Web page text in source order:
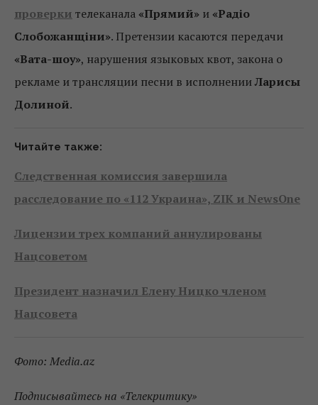
проверки телеканала «Прямий» и «Радіо
Слобожанщіни». Претензии касаются передачи
«Вата-шоу», нарушения языковых квот, закона о
рекламе и трансляции песни в исполненииЛарисы
Долиной.
Читайте также:
Следственная комиссия завершила
расследование по «112 Украина», ZIK и NewsOne
Лицензии трех компаний аннулированы
Нацсоветом
Президент назначил Елену Ницко членом
Нацсовета
Фото: Media.az
Подписывайтесь на «Телекритику»